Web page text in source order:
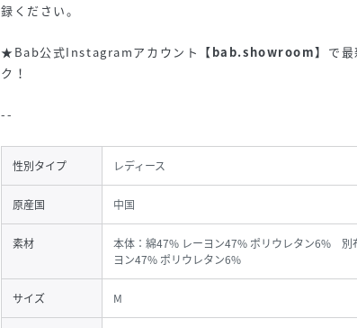
録ください。
★Bab公式Instagramアカウント 【bab.showroom】 で
ク！
--
性別タイプ レディース
原産国 中国
素材
本体：綿47% レーヨン47% ポリウレタン6% 別
ヨン47% ポリウレタン6%
サイズ M